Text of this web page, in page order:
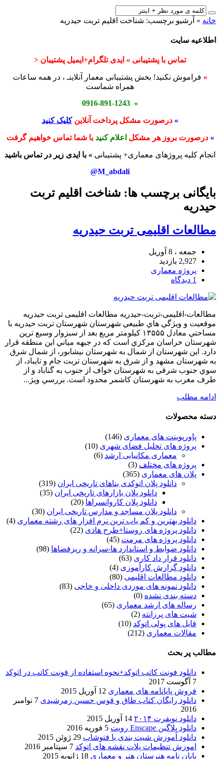
خانه » آرشیو برچسب: شناخت اقلیم تربت حيدريه
اطلاعیه سایت
تماس با پشتیبانی » ایدی تلگرام+ایمیل پشتیبان <
» فراموش نکنید! بخش پشتیبانی معمار آنلاینـ ، در همه ساعات
همراه شماست
» 0916-891-1243
» درصورت مشکل پرداخت آنلاینکلیک کنید
» درصورت بروز هر مشکل اعلام کنید با شما تماس خواهیم گرفت
انجام کلیه پروژهای معماری+ پشتیبانی » با ایدی زیر در تماس باشید
M_abdali@
بایگانی برچسب ها: شناخت اقلیم تربت
حيدريه
مطالعات اقلیمی تربت حيدريه
جمعه ، 8 آوریل
2,927 بازدید
پروژه معماری
1 دیدگاه
مطالعات-اقلیمی-تربت-حیدریه مطالعات اقلیمی تربت حيدريه
موقعيت و ويژگي هاي طبيعي شهرستان شهرستان تربت حيدريه با
مساحتي معادل ۱۳۵۵۵ كيلومتر مربع بعد از سبزوار وسيع ترين
شهرستان خراسان مركزي است كه در جبهه مياني اين منطقه قرار
دارد. اين شهرستان از شمال به شهرستان نيشابور، از شمال شرق
به شهرستان مشهد و از شرق به شهرستان تربت جام و تايباد، از
سوي جنوب شرقي به شهرستان خواف از جنوب به گناباد و از
طرف مغرب به شهرستان كاشمر محدود است. بررسي ويژ...
ادامه مطلب
دسته محصولات
پاورپوینت های معماری (146)
پروژه های تحلیل فضای شهری (10)
معماری مکانیابی ارشد (6)
پروژه های مختلف (3)
پلان های معماری (365)
دانلود پلان اتوکدی بناهای تاریخی ایران (319)
دانلود پلان بازارهای تاریخی ایران (35)
دانلود پلان کاروانسراها (20)
دانلود پلان مساجد و مدارس تاریخی ایران (30)
دانلود بهترین و کم یاب ترین نرم افزار های رشته معماری (4)
دانلود پروژه های روستا+طرح هادی (22)
دانلود پروژه های مرمت (45)
دانلود ضوابط و استاندارد ها-سرانه و ریزفضاها (98)
دانلود قرار داد کاری (63)
دانلود گزارش کارآموزی (4)
دانلود مطالعات اقلیمی (80)
دانلود نمونه های موردی داخلی و خاجی (83)
دسته بندی نشده (0)
رساله های ارشد معماری (65)
شیت های پرزانته (2)
فایل های پولی اتوکد (10)
مقالات معماری (212)
مطالب پر بحث
دانلود فونت کاتب اتوکد+نحوه استفاده از فونت کاتب در اتوکد
7 آگوست 2017
فروش پایانامه های معماری 12 آوریل 2015
دانلود رایگان کتاب طاق و قوس حسین زمرشیدی
7 نوامبر
2016
دانلود نویفرت ۲۰۱۴
14 آوریل 2015
دانلود پلاگین Enscape رویت
5 فوریه 2016
دانلود آموزش شیت بندی با فتوشاپ 29 ژوئن 2015
اموزش تنظیمات پلات نقشه های اتوکد 7 سپتامبر 2016
پایان نامه هنرستان هنر و معماري 18 ژانویه 2015